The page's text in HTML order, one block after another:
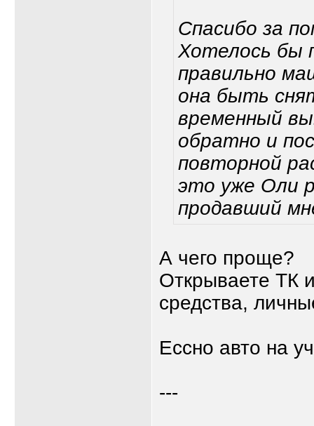
Спасибо за
Хотелось бы
правильно
она быть
временный
обратно и
повторной
это уже Оли
продавший
А чего проще?
Открываете ТК
средства,
Ессно авто на
---